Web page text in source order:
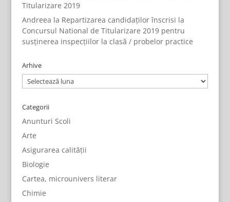
Titularizare 2019
Andreea la Repartizarea candidaților înscrisi la
Concursul National de Titularizare 2019 pentru
susținerea inspecțiilor la clasă / probelor practice
Arhive
Arhive
Categorii
Anunturi Scoli
Arte
Asigurarea calității
Biologie
Cartea, microunivers literar
Chimie